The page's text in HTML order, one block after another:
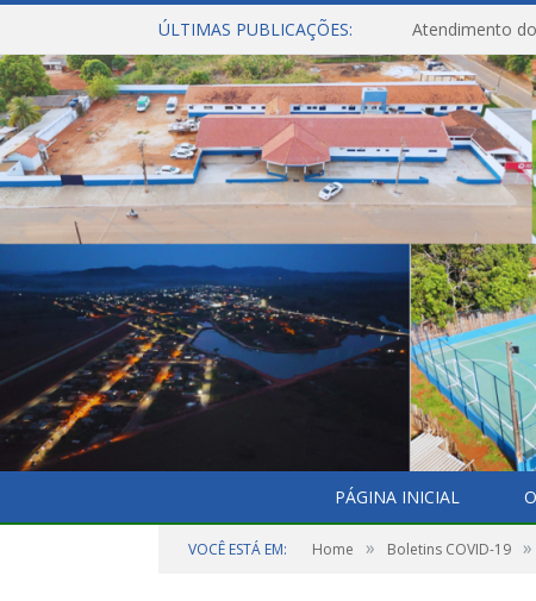
ÚLTIMAS PUBLICAÇÕES: Atendimento
PÁGINA INICIAL
VOCÊ ESTÁ EM: Home » Boletins COVID-19 »